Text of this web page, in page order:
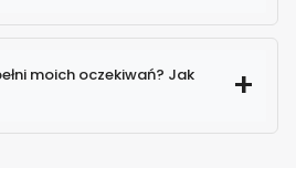
produkty
moich oczekiwań? Jak